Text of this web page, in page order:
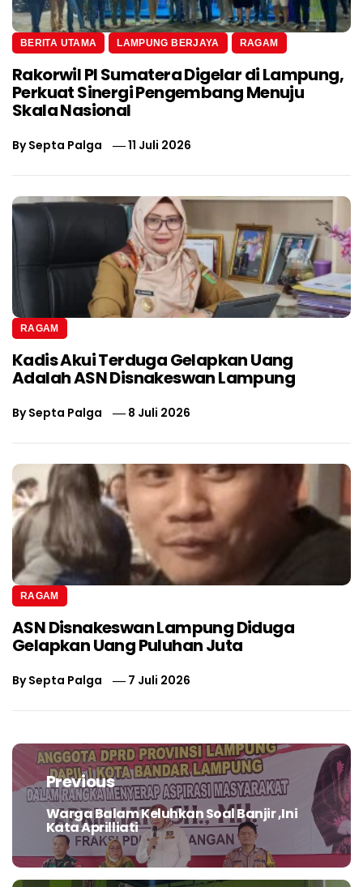
BERITA UTAMA LAMPUNG BERJAYA RAGAM
Rakorwil PI Sumatera Digelar di Lampung,
Perkuat Sinergi Pengembang Menuju
Skala Nasional
BySepta Palga 11 Juli 2026
RAGAM
Kadis Akui Terduga Gelapkan Uang
Adalah ASN Disnakeswan Lampung
BySepta Palga 8 Juli 2026
RAGAM
ASN Disnakeswan Lampung Diduga
Gelapkan Uang Puluhan Juta
BySepta Palga 7 Juli 2026
Navigasi
posPrevious
Previous
post:
Warga Balam Keluhkan Soal Banjir ,Ini
Kata Aprilliati